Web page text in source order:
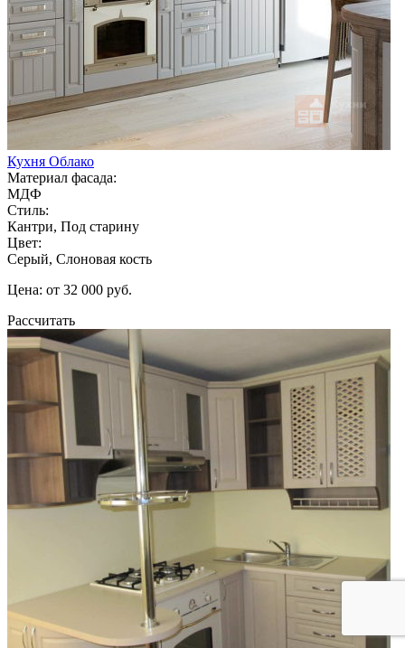
Кухня Облако
Материал фасада:
МДФ
Стиль:
Кантри, Под старину
Цвет:
Серый, Слоновая кость
Цена: от 32 000 руб.
Рассчитать